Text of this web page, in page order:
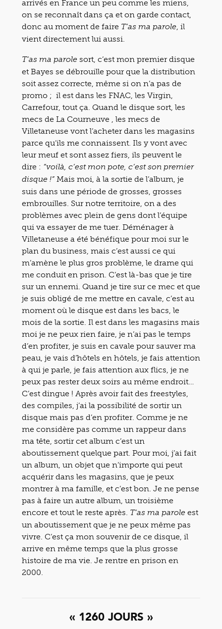
arrivés en France un peu comme les miens,
on se reconnaît dans ça et on garde contact,
donc au moment de faire T’as ma parole , il
vient directement lui aussi.
T’as ma parole sort, c’est mon premier disque
et Bayes se débrouille pour que la distribution
soit assez correcte, même si on n’a pas de
promo ; il est dans les FNAC, les Virgin,
Carrefour, tout ça. Quand le disque sort, les
mecs de La Courneuve , les mecs de
Villetaneuse vont l’acheter dans les magasins
parce qu’ils me connaissent. Ils y vont avec
leur meuf et sont assez fiers, ils peuvent le
dire : “voilà, c’est mon pote, c’est son premier
disque !” Mais moi, à la sortie de l’album, je
suis dans une période de grosses, grosses
embrouilles. Sur notre territoire, on a des
problèmes avec plein de gens dont l’équipe
qui va essayer de me tuer. Déménager à
Villetaneuse a été bénéfique pour moi sur le
plan du business, mais c’est aussi ce qui
m’amène le plus gros problème, le drame qui
me conduit en prison. C’est là-bas que je tire
sur un ennemi. Quand je tire sur ce mec et que
je suis obligé de me mettre en cavale, c’est au
moment où le disque est dans les bacs, le
mois de la sortie. Il est dans les magasins mais
moi je ne peux rien faire, je n’ai pas le temps
d’en profiter, je suis en cavale pour sauver ma
peau, je vais d’hôtels en hôtels, je fais attention
à qui je parle, je fais attention aux flics, je ne
peux pas rester deux soirs au même endroit…
C’est dingue ! Après avoir fait des freestyles,
des compiles, j’ai la possibilité de sortir un
disque mais pas d’en profiter. Comme je ne
me considère pas comme un rappeur dans
ma tête, sortir cet album c’est un
aboutissement quelque part. Pour moi, j’ai fait
un album, un objet que n’importe qui peut
acquérir dans les magasins, que je peux
montrer à ma famille, et c’est bon. Je ne pense
pas à faire un autre album, un troisième
encore et tout le reste après.
T’as ma parole est
un aboutissement que je ne peux même pas
vivre. C’est ça mon souvenir de ce disque, il
arrive en même temps que la plus grosse
histoire de ma vie. Je rentre en prison en
2000.
« 1260 JOURS »